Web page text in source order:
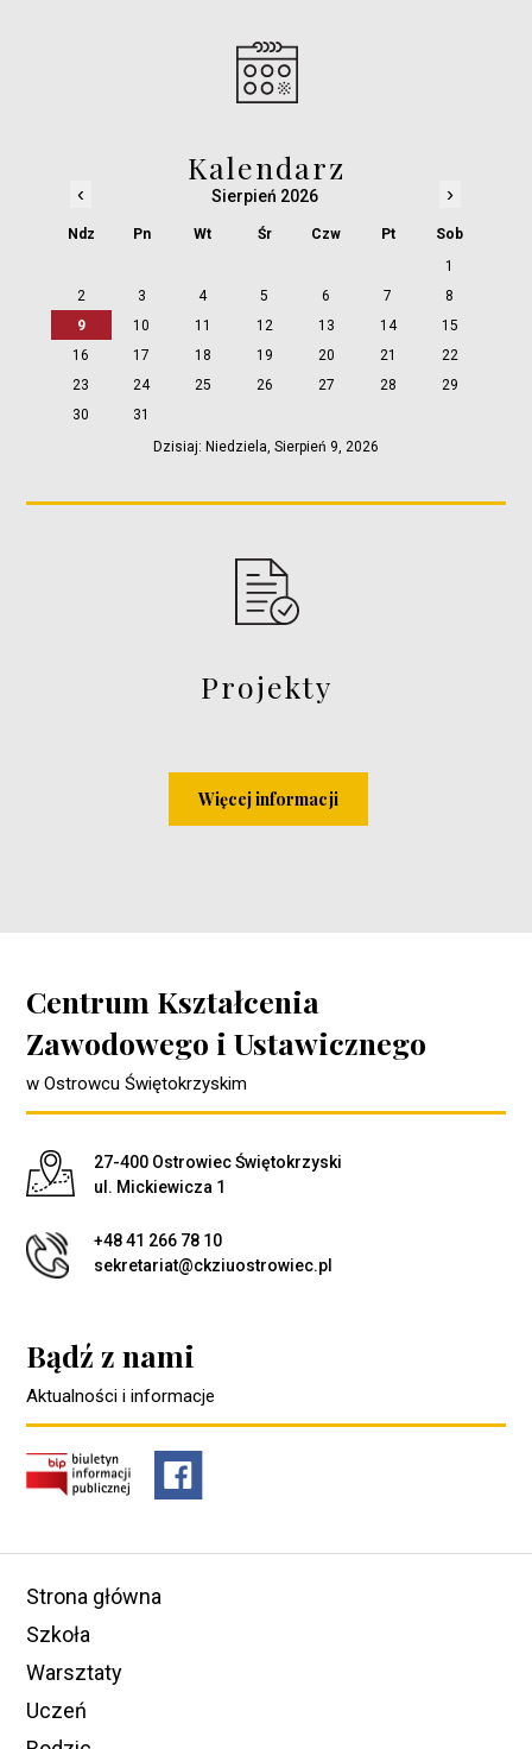
Kalendarz
‹ Sierpień 2026 ›
Ndz Pn Wt Śr Czw Pt
Sob
1
2
3 4 5 6 7
8
9
10 11 12 13 14
15
16
17 18 19 20 21
22
23
24 25 26 27 28
29
30
31
Dzisiaj: Niedziela, Sierpień 9, 2026
Projekty
Więcej informacji
Centrum Kształcenia
Zawodowego i Ustawicznego
w Ostrowcu Świętokrzyskim
Adres pocztowy:
27-400 Ostrowiec Świętokrzyski
ul. Mickiewicza 1
+48 41 266 78 10
sekretariat@ckziuostrowiec.pl
Bądź z nami
Aktualności i informacje
Strona główna
Szkoła
Warsztaty
Uczeń